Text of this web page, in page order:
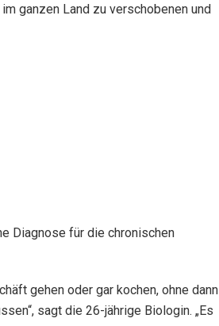
ganzen Land zu verschobenen und
Diagnose für die chronischen
gehen oder gar kochen, ohne dann
sagt die 26-jährige Biologin. „Es